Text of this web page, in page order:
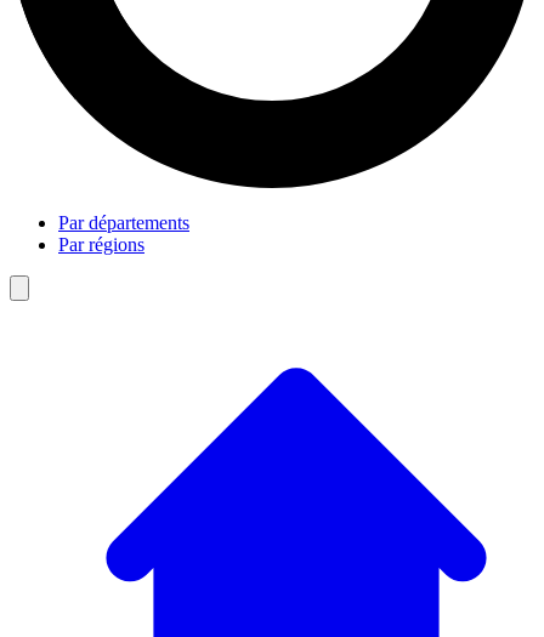
Par départements
Par régions